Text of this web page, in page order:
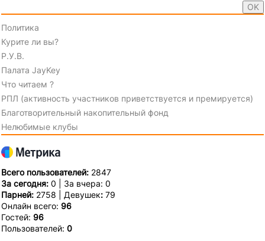
Политика
Курите ли вы?
Р.У.В.
Палата JayKey
Что читаем ?
РПЛ (активность участников приветствуется и премируется)
Благотворительный накопительный фонд
Нелюбимые клубы
Всего пользователей: 2847
За сегодня: 0 | За вчера: 0
Парней: 2758 | Девушек: 79
Онлайн всего: 96
Гостей: 96
Пользователей: 0